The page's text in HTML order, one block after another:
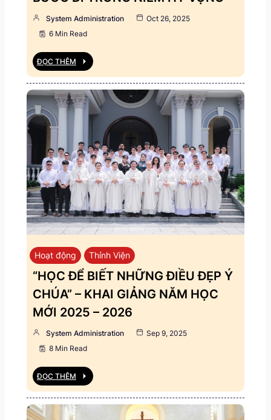
System Administration
Oct 26, 2025
6 Min Read
ĐỌC THÊM
Hoạt động Thỉnh Viện
“HỌC ĐỂ BIẾT NHỮNG ĐIỀU ĐẸP Ý
CHÚA” – KHAI GIẢNG NĂM HỌC
MỚI 2025 – 2026
System Administration
Sep 9, 2025
8 Min Read
ĐỌC THÊM